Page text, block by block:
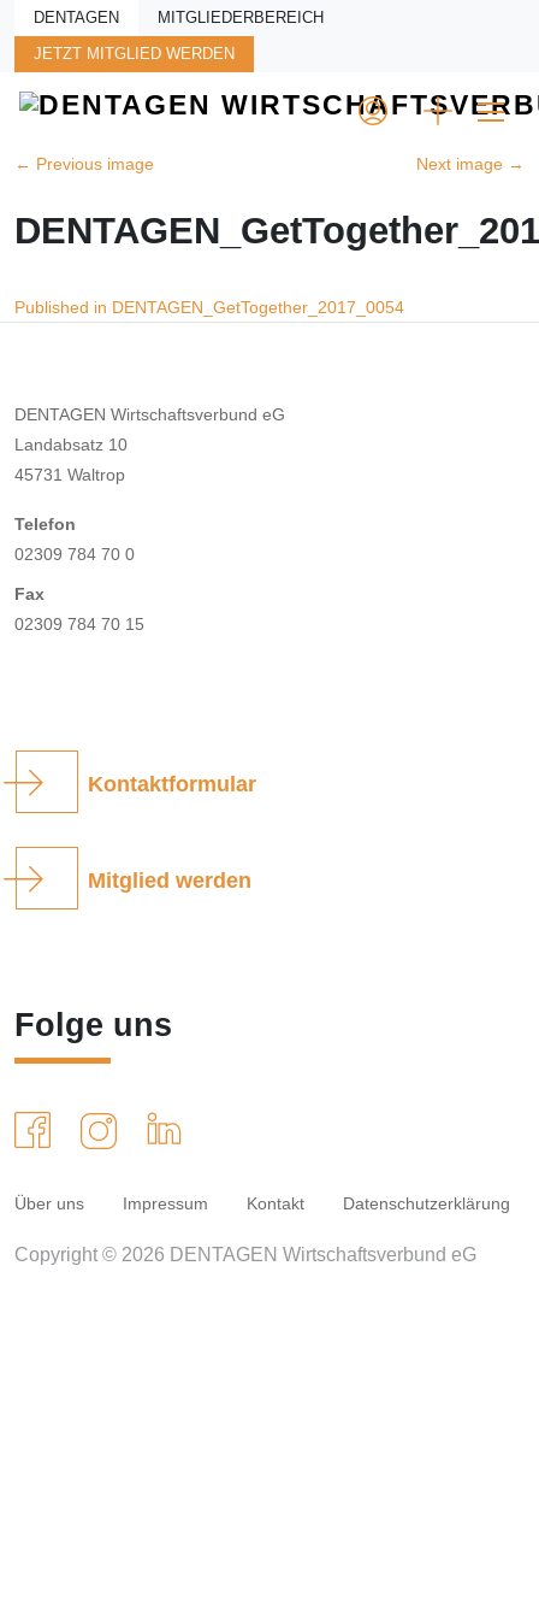
Skip to main content
DENTAGEN MITGLIEDERBEREICH
JETZT MITGLIED WERDEN
← Previous image Next image →
Beitragsnavigation
Published in DENTAGEN_GetTogether_2017_0054
DENTAGEN Wirtschaftsverbund eG
Landabsatz 10
45731 Waltrop
Telefon
02309 784 70 0
Fax
02309 784 70 15
Kontaktformular
Mitglied werden
Folge uns
Über uns Impressum Kontakt Datenschutzerklärung
Copyright © 2026 DENTAGEN Wirtschaftsverbund eG